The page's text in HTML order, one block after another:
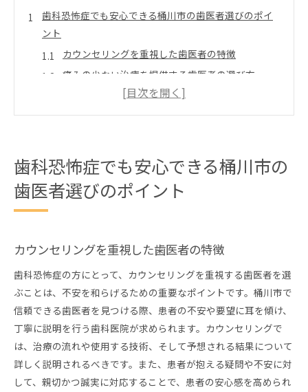
歯科恐怖症でも安心できる桶川市の歯医者選びのポイ
ント
カウンセリングを重視した歯医者の特徴
痛みの少ない治療を提供する歯医者の選び方
患者の声を大切にする歯科医院の見分け方
安心感を与える最新技術の導入状況
口コミで評判の良い歯科医院の探し方
歯科恐怖症を克服、桶川市の歯医者事情
痛みの少ない治療技術とは
リラックスを促進する設備の紹介
桶川市で利用可能な最近の治療法
患者に寄り添う桶川市の歯医者で安心の治療体験
患者の不安を解消するコミュニケーション法
個々のニーズに応える治療プラン
心理的サポートを提供する歯科医院
継続的なフォローアップの重要性
歯科恐怖症でも安心できる桶川市の
歯医者選びのポイント
カウンセリングを重視した歯医者の特徴
歯科恐怖症の方にとって、カウンセリングを重視する歯医者を選
ぶことは、不安を和らげるための重要なポイントです。桶川市で
信頼できる歯医者を見つける際、患者の不安や要望に耳を傾け、
丁寧に説明を行う歯科医院が求められます。カウンセリングで
は、治療の流れや使用する技術、そして予想される結果について
詳しく説明されるべきです。また、患者が抱える疑問や不安に対
して、親切かつ誠実に対応することで、患者の安心感を高められ